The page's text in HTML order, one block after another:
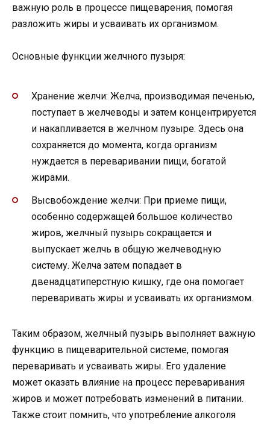
важную роль в процессе пищеварения, помогая
разложить жиры и усваивать их организмом.
Основные функции желчного пузыря:
Хранение желчи: Желча, производимая печенью,
поступает в желчеводы и затем концентрируется
и накапливается в желчном пузыре. Здесь она
сохраняется до момента, когда организм
нуждается в переваривании пищи, богатой
жирами.
Высвобождение желчи: При приеме пищи,
особенно содержащей большое количество
жиров, желчный пузырь сокращается и
выпускает желчь в общую желчеводную
систему. Желча затем попадает в
двенадцатиперстную кишку, где она помогает
переваривать жиры и усваивать их организмом.
Таким образом, желчный пузырь выполняет важную
функцию в пищеварительной системе, помогая
переваривать и усваивать жиры. Его удаление
может оказать влияние на процесс переваривания
жиров и может потребовать изменений в питании.
Также стоит помнить, что употребление алкоголя